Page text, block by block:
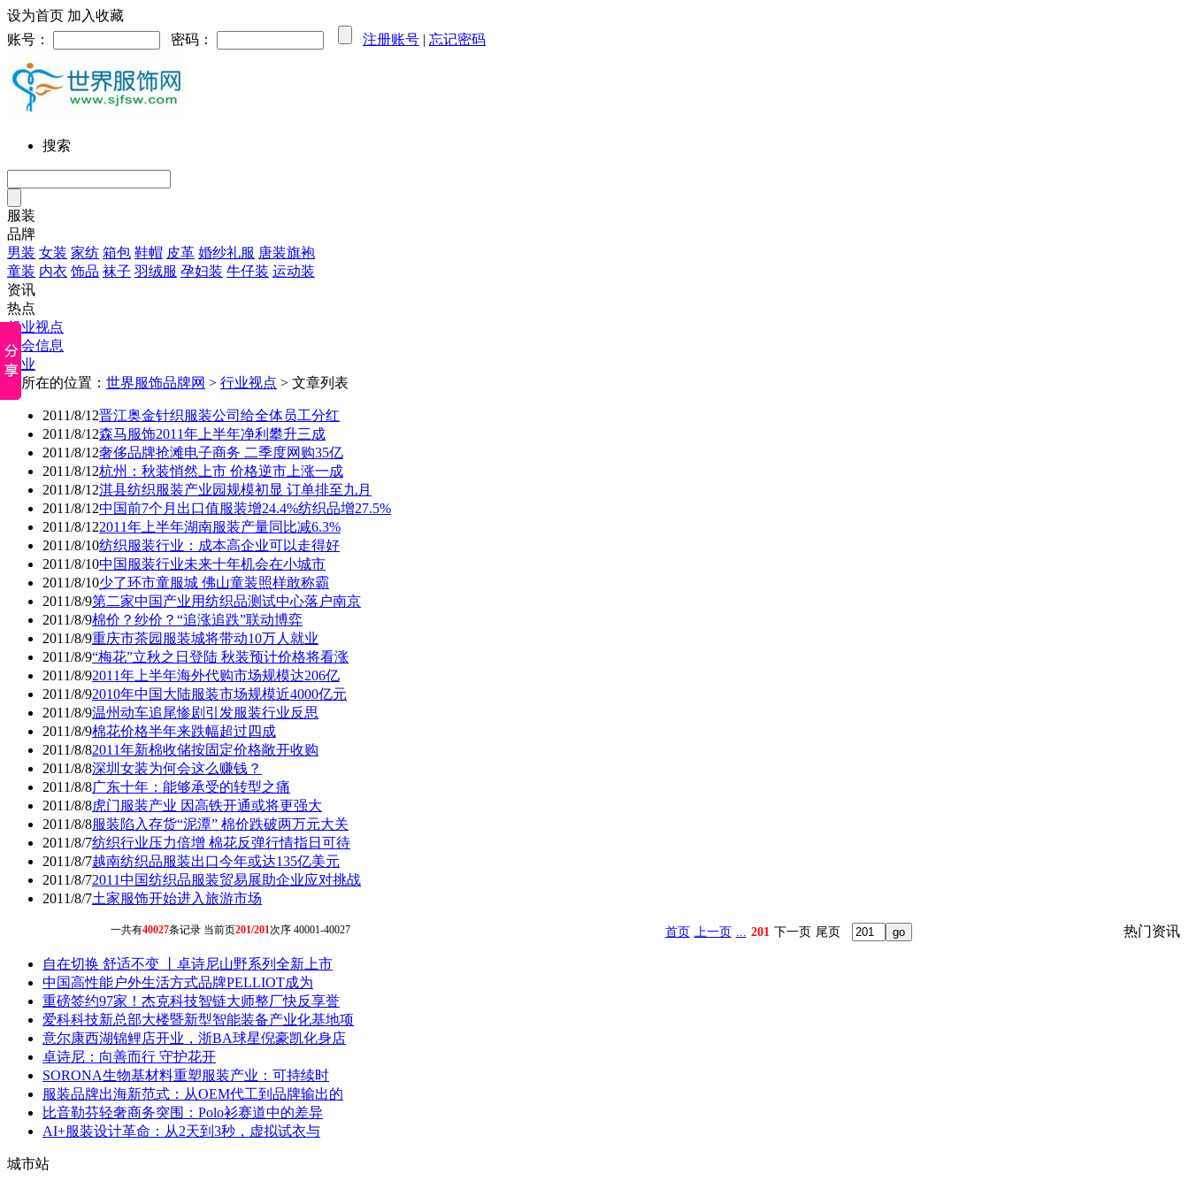
设为首页 加入收藏
账号：
密码： 注册账号 | 忘记密码
搜索
服装
品牌
男装 女装 家纺 箱包 鞋帽 皮革 婚纱礼服 唐装旗袍
童装 内衣 饰品 袜子 羽绒服 孕妇装 牛仔装 运动装
资讯
热点
行业视点
展会信息
企业
您所在的位置： 世界服饰品牌网 > 行业视点 > 文章列表
2011/8/12晋江奥金针织服装公司给全体员工分红
2011/8/12森马服饰2011年上半年净利攀升三成
2011/8/12奢侈品牌抢滩电子商务 二季度网购35亿
2011/8/12杭州：秋装悄然上市 价格逆市上涨一成
2011/8/12淇县纺织服装产业园规模初显 订单排至九月
2011/8/12中国前7个月出口值服装增24.4%纺织品增27.5%
2011/8/122011年上半年湖南服装产量同比减6.3%
2011/8/10纺织服装行业：成本高企业可以走得好
2011/8/10中国服装行业未来十年机会在小城市
2011/8/10少了环市童服城 佛山童装照样敢称霸
2011/8/9第二家中国产业用纺织品测试中心落户南京
2011/8/9棉价？纱价？“追涨追跌”联动博弈
2011/8/9重庆市茶园服装城将带动10万人就业
2011/8/9“梅花”立秋之日登陆 秋装预计价格将看涨
2011/8/92011年上半年海外代购市场规模达206亿
2011/8/92010年中国大陆服装市场规模近4000亿元
2011/8/9温州动车追尾惨剧引发服装行业反思
2011/8/9棉花价格半年来跌幅超过四成
2011/8/82011年新棉收储按固定价格敞开收购
2011/8/8深圳女装为何会这么赚钱？
2011/8/8广东十年：能够承受的转型之痛
2011/8/8虎门服装产业 因高铁开通或将更强大
2011/8/8服装陷入存货“泥潭” 棉价跌破两万元大关
2011/8/7纺织行业压力倍增 棉花反弹行情指日可待
2011/8/7越南纺织品服装出口今年或达135亿美元
2011/8/72011中国纺织品服装贸易展助企业应对挑战
2011/8/7土家服饰开始进入旅游市场
一共有40027条记录 当前页201/201次序 40001-40027 首页 上一页 ... 201 下一页 尾页 热门资讯
自在切换 舒适不变 丨卓诗尼山野系列全新上市
中国高性能户外生活方式品牌PELLIOT成为
重磅签约97家！杰克科技智链大师整厂快反享誉
爱科科技新总部大楼暨新型智能装备产业化基地项
意尔康西湖锦鲤店开业，浙BA球星倪豪凯化身店
卓诗尼：向善而行 守护花开
SORONA生物基材料重塑服装产业：可持续时
服装品牌出海新范式：从OEM代工到品牌输出的
比音勒芬轻奢商务突围：Polo衫赛道中的差异
AI+服装设计革命：从2天到3秒，虚拟试衣与
城市站